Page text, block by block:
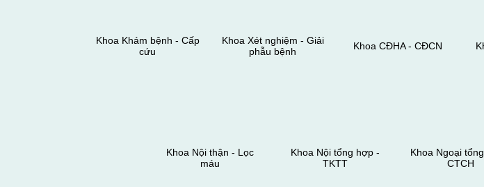
Khoa Khám bệnh - Cấp
cứu
Khoa Xét nghiệm - Giải
phẫu bệnh
Khoa CĐHA - CĐCN
Khoa Nội thận - Lọc
máu
Khoa Nội tổng hợp -
TKTT
Khoa Ngoại
CTCH